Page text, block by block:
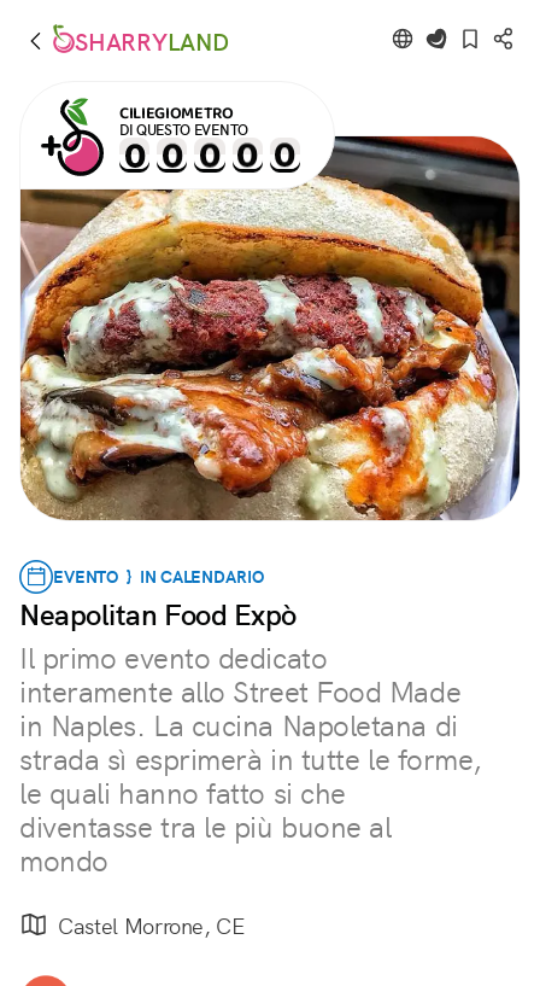
SHARRYLAND
CILIEGIOMETRO
DI QUESTO EVENTO
EVENTO } IN CALENDARIO
Neapolitan Food Expò
Il primo evento dedicato
interamente allo Street Food Made
in Naples. La cucina Napoletana di
strada sì esprimerà in tutte le forme,
le quali hanno fatto si che
diventasse tra le più buone al
mondo
Castel Morrone, CE